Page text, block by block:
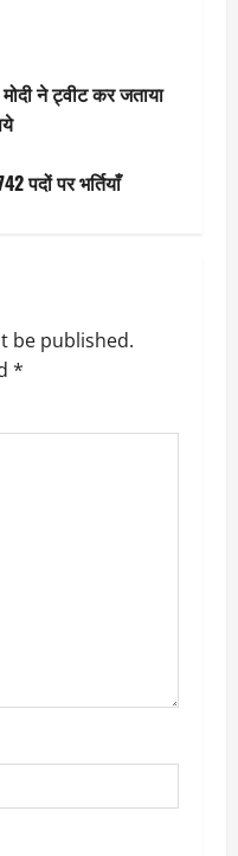
ने ट्वीट कर जताया
पदों पर भर्तियाँ
be published.
*